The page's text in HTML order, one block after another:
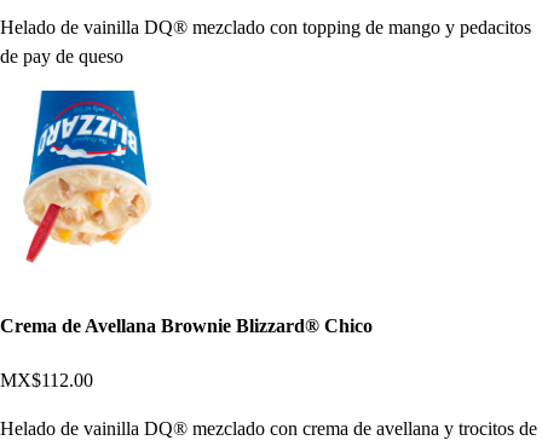
Helado de vainilla DQ® mezclado con topping de mango y pedacitos
de pay de queso
Crema de Avellana Brownie Blizzard® Chico
MX$112.00
Helado de vainilla DQ® mezclado con crema de avellana y trocitos de